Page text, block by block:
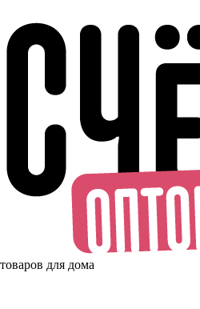
для дома